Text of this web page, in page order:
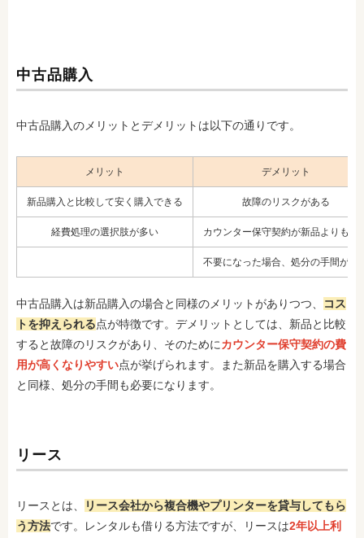
中古品購入
中古品購入のメリットとデメリットは以下の通りです。
メリット デメリット
新品購入と比較して安く購入できる 故障のリスクがある
経費処理の選択肢が多い カウンター保守契約が新品よりも高
不要になった場合、処分の手間があ
中古品購入は新品購入の場合と同様のメリットがありつつ、
コス
トを抑えられる点が特徴です。デメリットとしては、新品と比較
すると故障のリスクがあり、そのためにカウンター保守契約の費
用が高くなりやすい点が挙げられます。また新品を購入する場合
と同様、処分の手間も必要になります。
リース
リースとは、
リース会社から複合機やプリンターを貸与してもら
う方法です。レンタルも借りる方法ですが、リースは2年以上利